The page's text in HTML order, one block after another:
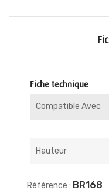
Fiche technique
Compatible Avec
Hauteur
Référence : BR168